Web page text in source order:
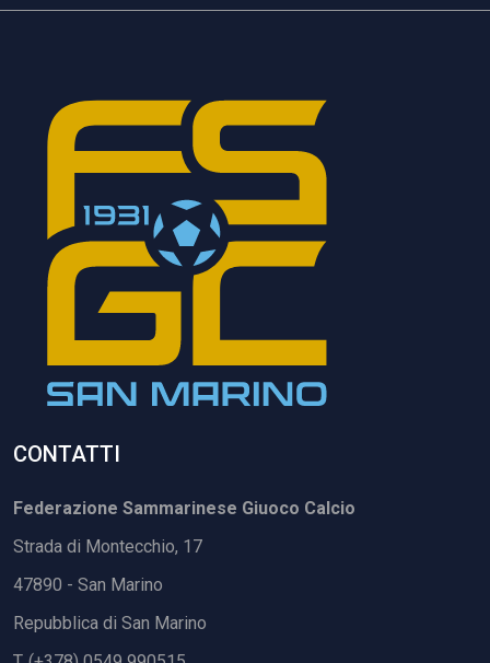
CONTATTI
Federazione Sammarinese Giuoco Calcio
Strada di Montecchio, 17
47890 - San Marino
Repubblica di San Marino